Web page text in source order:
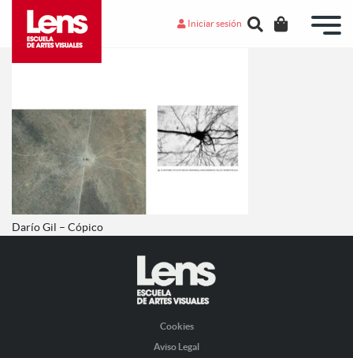
Iniciar sesión
Darío Gil – Cópico
Cookies
Aviso Legal